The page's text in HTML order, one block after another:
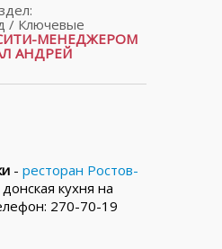
/ Ключевые
МЕНЕДЖЕРОМ
АНДРЕЙ
- ресторан Ростов-
кухня на
270-70-19